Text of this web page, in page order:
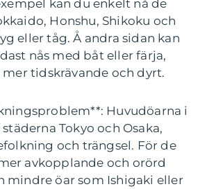
kan du enkelt nå de
Honshu, Shikoku och
eller tåg. Å andra sidan kan
nås med båt eller färja,
mer tidskrävande och dyrt.
Huvudöarna i
Tokyo och Osaka,
och trängsel. För de
avkopplande och orörd
mindre öar som Ishigaki eller